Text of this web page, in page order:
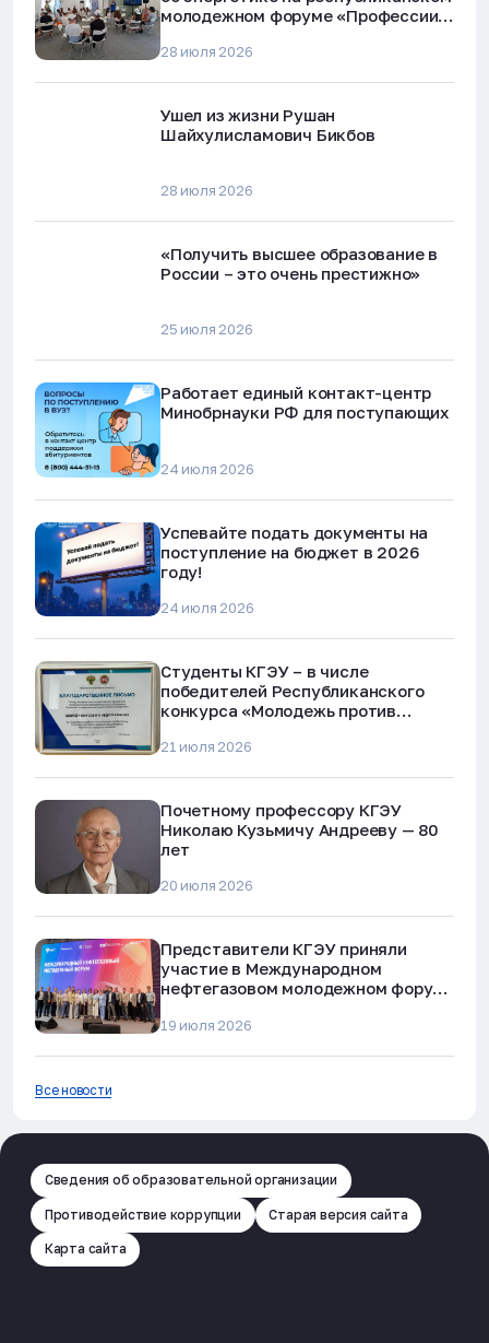
молодежном форуме «Профессии
28 июля 2026
Ушел из жизни Рушан
Шайхулисламович Бикбов
28 июля 2026
«Получить высшее образование в
России – это очень престижно»
25 июля 2026
Работает единый контакт-центр
Минобрнауки РФ для поступающих
24 июля 2026
Успевайте подать документы на
поступление на бюджет в 2026
году!
24 июля 2026
Студенты КГЭУ – в числе
победителей Республиканского
конкурса «Молодежь против
мошенничества»
21 июля 2026
Почетному профессору КГЭУ
Николаю Кузьмичу Андрееву — 80
лет
20 июля 2026
Представители КГЭУ приняли
участие в Международном
нефтегазовом молодежном форуме
19 июля 2026
Все новости
Сведения об образовательной организации
Противодействие коррупции Старая версия сайта
Карта сайта